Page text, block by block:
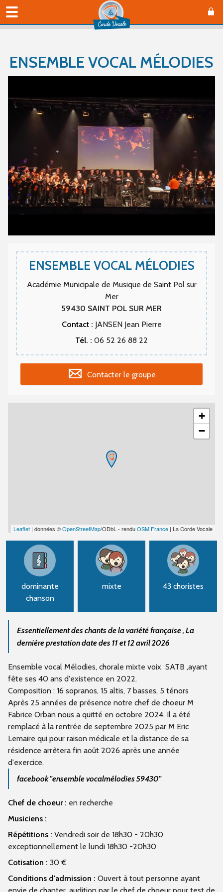
ENSEMBLE VOCAL MÉLODIES
ENSEMBLE VOCAL MÉLODIES
Académie Municipale de Musique de Saint Pol sur
Mer
59430 SAINT POL SUR MER
Contact : JANSEN Jean Pierre
Tél. : 06 52 26 88 22
Contacter le groupe
+
−
Leaflet | données ©OpenStreetMap/ODbL - renduOSM France | La Corde Vocale
dominante
chanson
mixte 43 choristes
Essentiellement des chants de la variété française , La
dernière prestation date des 11 et 12 avril 2026
Ensemble vocal Mélodies, chorale mixte voix SATB ,ayant
fête ses 40 ans d'existence en 2022.
Composition : 16 sopranos, 15 altis, 7 basses, 5 ténors
Après 25 années de présence notre chef de choeur M
Fabrice Orban nous a quitté en octobre 2024. Il a été
remplacé à la rentrée de septembre 2025 par M Eric
Lemaire qui pour raison médicale et la distance de sa
résidence arrêtera fin août 2026 après une année
d'exercice.
facebook "ensemble vocalmélodies 59430"
Chef de choeur : en recherche
Musiciens :
Répétitions : Vendredi soir de 18h30 - 20h30
exceptionnellement le lundi 18h30 -20h30
Cotisation : 30 €
Conditions d'admission : Ouvert à tout personne ayant